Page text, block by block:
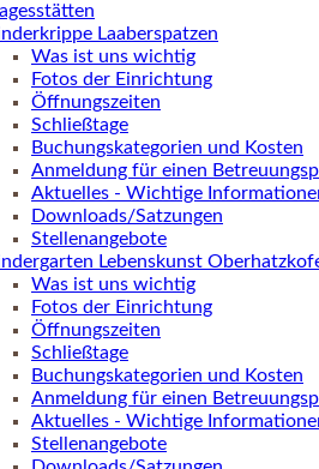
Laaberspatzen
Was ist uns wichtig
Fotos der Einrichtung
Öffnungszeiten
Schließtage
Buchungskategorien und Kosten
Anmeldung für einen
Aktuelles - Wichtige
Downloads/Satzungen
Stellenangebote
Lebenskunst
Was ist uns wichtig
Fotos der Einrichtung
Öffnungszeiten
Schließtage
Buchungskategorien und Kosten
Anmeldung für einen
Aktuelles - Wichtige
Stellenangebote